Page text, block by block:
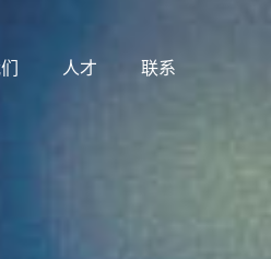
人才 联系